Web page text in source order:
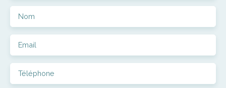
Nom
Email
Téléphone